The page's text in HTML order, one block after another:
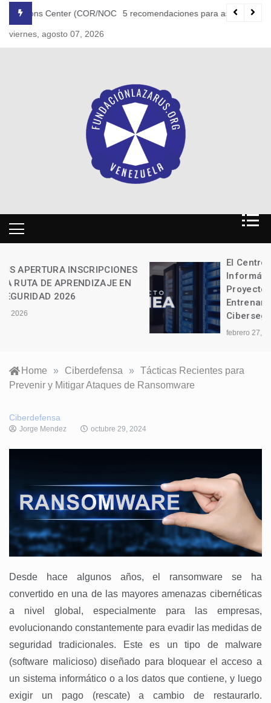
content
NOC) 5 recomendaciones para asegurar la ciberseguridad en el
viernes, agosto 07, 2026
El Centro de Investigación
Informática Lazarus presenta el
Proyecto Atenea: La Vanguardia del
Entrenamiento Táctico en
Home » Ciberdefensa » Tácticas Recientes para
Prevenir y Mitigar Ataques de Ransomware
Ciberdefensa
Jorge Mendez octubre 29, 2024
Desde hace algunos años, el ransomware se ha
convertido en una de las mayores amenazas cibernéticas
a nivel global, especialmente para las empresas,
evolucionando constantemente para evadir las medidas de
seguridad tradicionales. Este es un tipo de malware
(software malicioso) diseñado para bloquear el acceso a
un sistema informático o a los datos que contiene, y luego
exigir un pago (rescate) a cambio de restaurarlo.